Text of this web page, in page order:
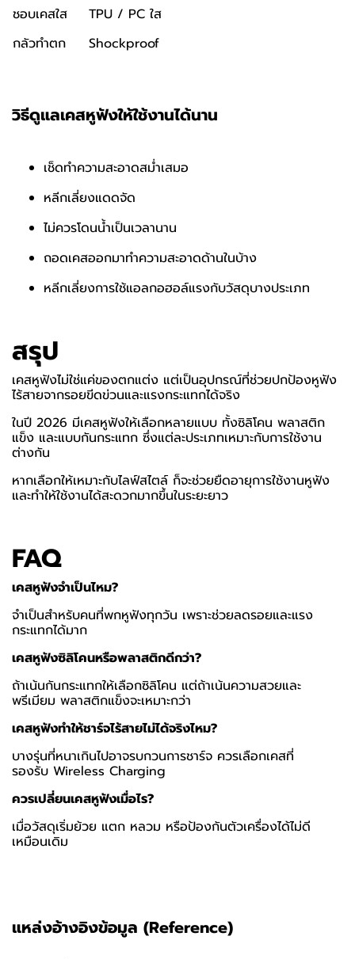
ชอบเคสใส TPU / PC ใส
กลัวทำตก
Shockproof
วิธีดูแลเคสหูฟังให้ใช้งานได้นาน
เช็ดทำความสะอาดสม่ำเสมอ
หลีกเลี่ยงแดดจัด
ไม่ควรโดนน้ำเป็นเวลานาน
ถอดเคสออกมาทำความสะอาดด้านในบ้าง
หลีกเลี่ยงการใช้แอลกอฮอล์แรงกับวัสดุบางประเภท
สรุป
เคสหูฟังไม่ใช่แค่ของตกแต่ง แต่เป็นอุปกรณ์ที่ช่วยปกป้องหูฟัง
ไร้สายจากรอยขีดข่วนและแรงกระแทกได้จริง
ในปี 2026 มีเคสหูฟังให้เลือกหลายแบบ ทั้งซิลิโคน พลาสติก
แข็ง และแบบกันกระแทก ซึ่งแต่ละประเภทเหมาะกับการใช้งาน
ต่างกัน
หากเลือกให้เหมาะกับไลฟ์สไตล์ ก็จะช่วยยืดอายุการใช้งานหูฟัง
และทำให้ใช้งานได้สะดวกมากขึ้นในระยะยาว
FAQ
เคสหูฟังจำเป็นไหม?
จำเป็นสำหรับคนที่พกหูฟังทุกวัน เพราะช่วยลดรอยและแรง
กระแทกได้มาก
เคสหูฟังซิลิโคนหรือพลาสติกดีกว่า?
ถ้าเน้นกันกระแทกให้เลือกซิลิโคน แต่ถ้าเน้นความสวยและ
พรีเมียม พลาสติกแข็งจะเหมาะกว่า
เคสหูฟังทำให้ชาร์จไร้สายไม่ได้จริงไหม?
บางรุ่นที่หนาเกินไปอาจรบกวนการชาร์จ ควรเลือกเคสที่
รองรับ Wireless Charging
ควรเปลี่ยนเคสหูฟังเมื่อไร?
เมื่อวัสดุเริ่มย้วย แตก หลวม หรือป้องกันตัวเครื่องได้ไม่ดี
เหมือนเดิม
แหล่งอ้างอิงข้อมูล (Reference)